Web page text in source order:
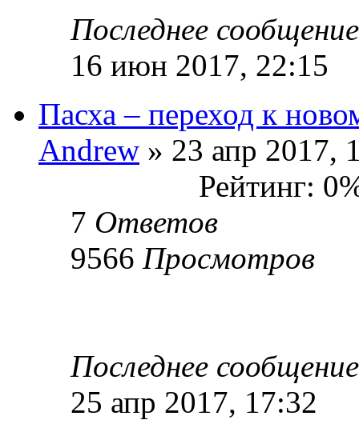
Последнее
16 июн 2017, 22:15
Пасха – переход к
Andrew » 23 апр 2017,
Рейтинг:
7 Ответов
9566 Просмотров
Последнее
25 апр 2017, 17:32